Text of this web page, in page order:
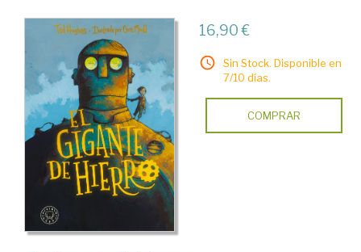
16,90 €
Sin Stock. Disponible en
7/10 días.
COMPRAR